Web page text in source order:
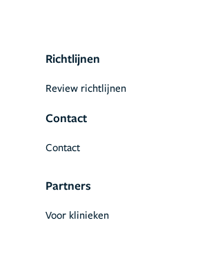
Richtlijnen
Review richtlijnen
Contact
Contact
Partners
Voor klinieken